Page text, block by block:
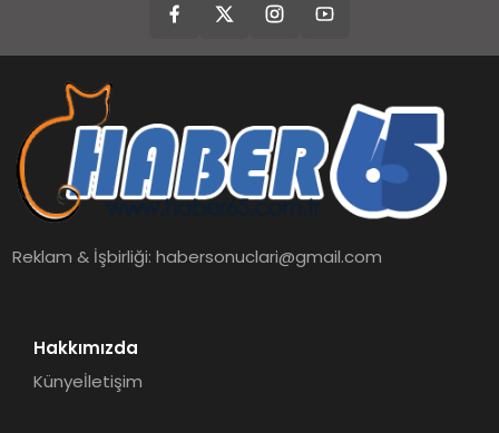
Reklam & İşbirliği:habersonuclari@gmail.com
Hakkımızda
Künyeİletişim